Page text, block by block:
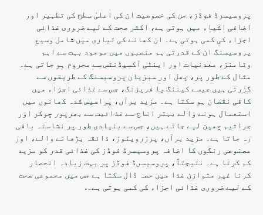
پروسیسرڈ فوڈز، جن کی خصوصیت ان کی اعلیٰ سطح کی تطہیر اور
اضافی اشیاء میں ہوتی ہے، اکثر صحت کے لیے ضروری غذائی
اجزاء کی کمی ہوتی ہے۔ ان کھانے کی تیاری میں شامل وسیع
پروسیسنگ ان کے قدرتی ہم منصبوں میں موجود بہت سے اہم
وٹامنز، معدنیات اور اینٹی آکسیڈنٹس سے محروم ہو جاتی ہے۔
مثال کے طور پر، پھل اور سبزیاں پروسیسنگ کے طریقوں سے
گزرتی ہیں جیسے کیننگ یا فریزنگ، جس سے غذائی اجزاء میں
کافی نقصان ہو سکتا ہے۔ مزید برآں، پراسیس شدہ کھانوں میں
استعمال ہونے والے بہتر اناج سے غذائیت سے بھرپور چوکر اور
جراثیم چھین لیے جاتے ہیں، جس سے بنیادی طور پر نشاستہ باقی
رہ جاتا ہے۔ مزید برآں، پرزرویٹوز، ذائقہ بڑھانے والے، اور
مصنوعی رنگوں کا اضافہ پروسیسرڈ فوڈز کی غذائی قدر کو مزید
کم کرتا ہے۔ نتیجتاً، پروسیسرڈ فوڈز پر بہت زیادہ انحصار
کرنا غیر متوازن غذا میں حصہ ڈال سکتا ہے جس میں مجموعی صحت
کے لیے ضروری غذائی اجزاء کی کمی ہوتی ہے۔.